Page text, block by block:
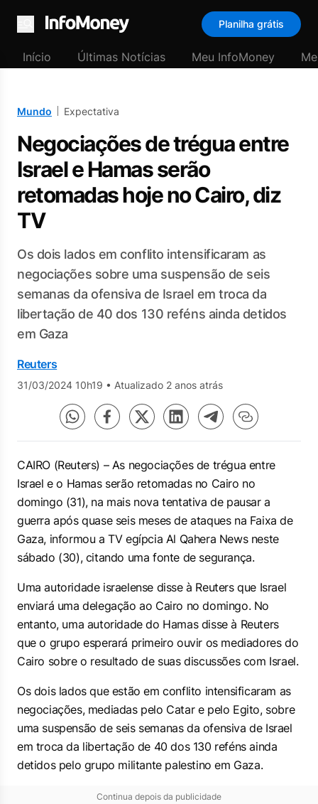
Menu
Planilha grátis
Início Últimas Notícias Meu InfoMoney
Mundo Expectativa
Negociações de trégua entre
Israel e Hamas serão
retomadas hoje no Cairo, diz
TV
Os dois lados em conflito intensificaram as
negociações sobre uma suspensão de seis
semanas da ofensiva de Israel em troca da
libertação de 40 dos 130 reféns ainda detidos
em Gaza
Reuters
31/03/2024 10h19 • Atualizado 2 anos atrás
CAIRO (Reuters) – As negociações de trégua entre
Israel e o Hamas serão retomadas no Cairo no
domingo (31), na mais nova tentativa de pausar a
guerra após quase seis meses de ataques na Faixa de
Gaza, informou a TV egípcia Al Qahera News neste
sábado (30), citando uma fonte de segurança.
Uma autoridade israelense disse à Reutersque Israel
enviará uma delegação ao Cairo no domingo. No
entanto, uma autoridade do Hamas disse à Reuters
que o grupo esperará primeiro ouvir os mediadores do
Cairo sobre o resultado de suas discussões com Israel.
Os dois lados que estão em conflito intensificaram as
negociações, mediadas pelo Catar e pelo Egito, sobre
uma suspensão de seis semanas da ofensiva de Israel
em troca da libertação de 40 dos 130 reféns ainda
detidos pelo grupo militante palestino em Gaza.
Continua depois da publicidade